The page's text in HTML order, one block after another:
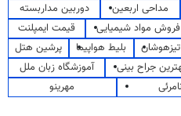
مداحی اربعین
دوربین مداربسته
فروش مواد شیمیایی
قیمت ایمپلنت
بلیط هواپیما
پرشین هتل
جراح بینی
آموزشگاه زبان ملل
مهرینو